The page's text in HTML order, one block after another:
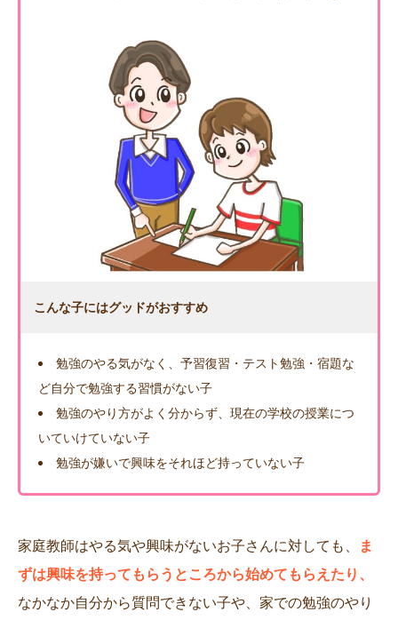
こんな子にはグッドがおすすめ
勉強のやる気がなく、予習復習・テスト勉強・宿題な
ど自分で勉強する習慣がない子
勉強のやり方がよく分からず、現在の学校の授業につ
いていけていない子
勉強が嫌いで興味をそれほど持っていない子
家庭教師はやる気や興味がないお子さんに対しても、
ま
ずは興味を持ってもらうところから始めてもらえたり、
なかなか自分から質問できない子や、家での勉強のやり